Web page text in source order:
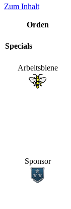
Zum Inhalt
Orden
Specials
Arbeitsbiene
Sponsor